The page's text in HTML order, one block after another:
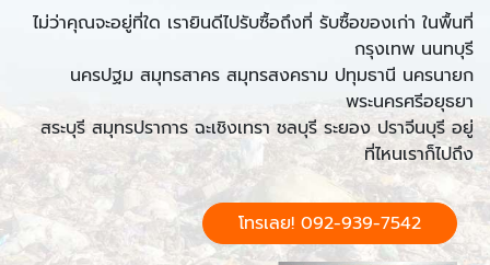
ไม่ว่าคุณจะอยู่ที่ใด เรายินดีไปรับซื้อถึงที่ รับซื้อของเก่า ในพื้นที่
กรุงเทพ นนทบุรี
นครปฐม สมุทรสาคร สมุทรสงคราม ปทุมธานี นครนายก
พระนครศรีอยุธยา
สระบุรี สมุทรปราการ ฉะเชิงเทรา ชลบุรี ระยอง ปราจีนบุรี อยู่
ที่ไหนเราก็ไปถึง
โทรเลย! 092-939-7542